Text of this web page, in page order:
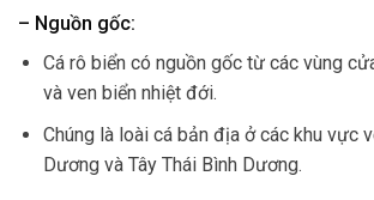
– Nguồn gốc:
Cá rô biển có nguồn gốc từ các vùng
và ven biển nhiệt đới.
Chúng là loài cá bản địa ở các khu vực
Dương và Tây Thái Bình Dương.